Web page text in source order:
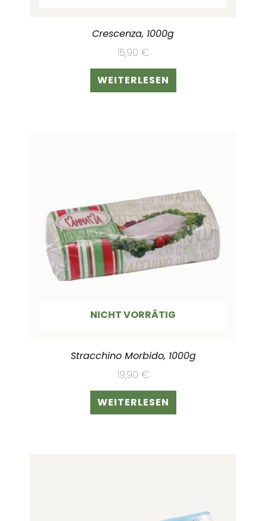
Crescenza, 1000g
15,90 €
WEITERLESEN
NICHT VORRÄTIG
Stracchino Morbido, 1000g
19,90 €
WEITERLESEN